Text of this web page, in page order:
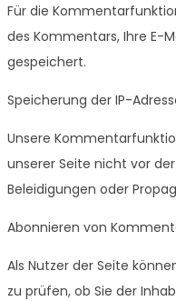
Für die
des Kommentars, Ihre E-
gespeichert.
Speicherung der IP-
Unsere
unserer Seite nicht vor
Beleidigungen oder
Abonnieren von
Als Nutzer der Seite
zu prüfen, ob Sie der